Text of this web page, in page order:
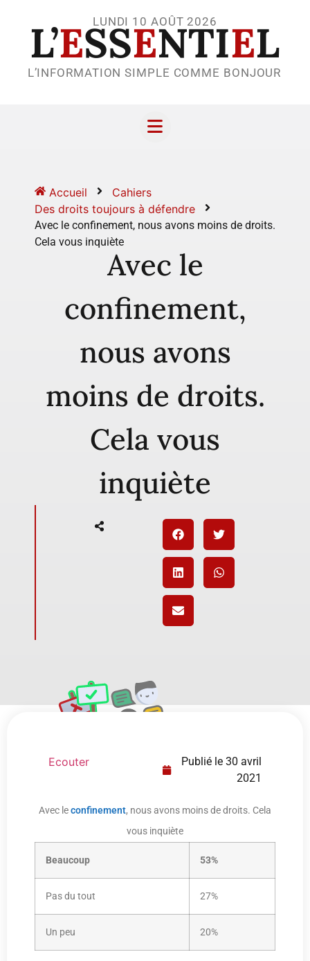
LUNDI 10 AOÛT 2026
L’ESSENTIEL
L’INFORMATION SIMPLE COMME BONJOUR
Accueil
Cahiers
Des droits toujours à défendre
Avec le confinement, nous avons moins de droits.
Cela vous inquiète
Avec le
confinement,
nous avons
moins de droits.
Cela vous
inquiète
Ecouter Publié le 30 avril
2021
Avec leconfinement, nous avons moins de droits. Cela
vous inquiète
Beaucoup 53%
Pas du tout 27%
Un peu 20%